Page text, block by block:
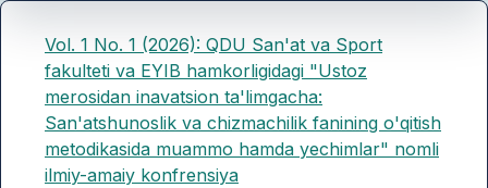
Vol. 1 No. 1 (2026): QDU San'at va Sport
fakulteti va EYIB hamkorligidagi "Ustoz
merosidan inavatsion ta'limgacha:
San'atshunoslik va chizmachilik fanining o'qitish
metodikasida muammo hamda yechimlar" nomli
ilmiy-amaiy konfrensiya